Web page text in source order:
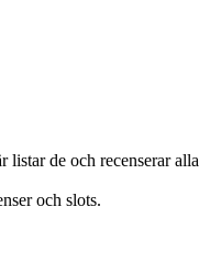
listar de och recenserar
och slots.